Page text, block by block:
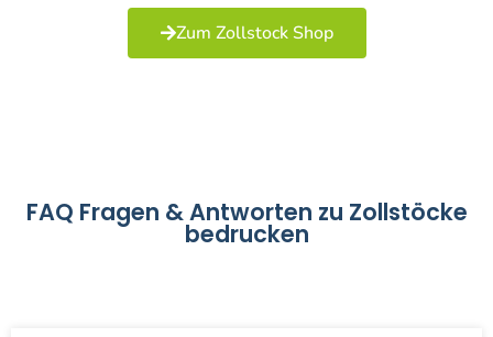
Zum Zollstock Shop
FAQ Fragen & Antworten zu Zollstöcke
bedrucken